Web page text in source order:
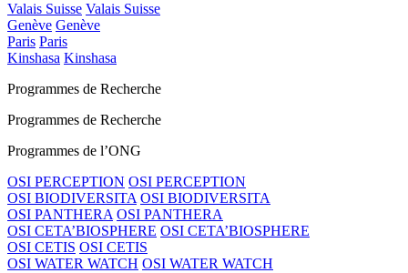
Valais Suisse Valais Suisse
Genève Genève
Paris Paris
Kinshasa Kinshasa
Programmes de Recherche
Programmes de Recherche
Programmes de l’ONG
OSI PERCEPTION OSI PERCEPTION
OSI BIODIVERSITA OSI BIODIVERSITA
OSI PANTHERA OSI PANTHERA
OSI CETA’BIOSPHERE OSI CETA’BIOSPHERE
OSI CETIS OSI CETIS
OSI WATER WATCH OSI WATER WATCH